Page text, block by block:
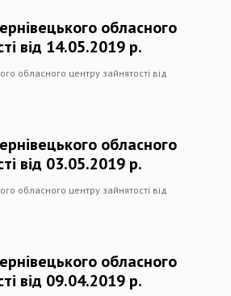
обласного
від 14.05.2019 р.
обласного центру зайнятості від
обласного
від 03.05.2019 р.
обласного центру зайнятості від
обласного
від 09.04.2019 р.